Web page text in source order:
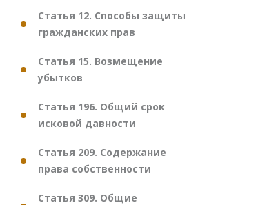
Статья 12. Способы защиты
гражданских прав
Статья 15. Возмещение
убытков
Статья 196. Общий срок
исковой давности
Статья 209. Содержание
права собственности
Статья 309. Общие